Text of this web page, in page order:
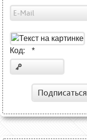
Код: *
Подписаться